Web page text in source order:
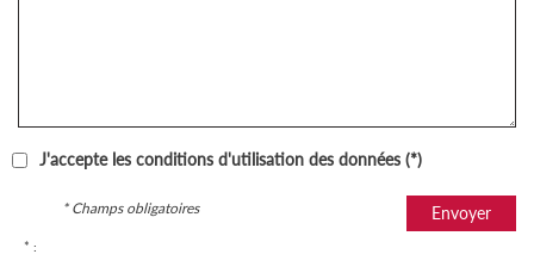
J'accepte les conditions d'utilisation des données (*)
Envoyer
* Champs obligatoires
* :